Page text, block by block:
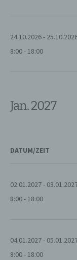
24.10.2026 -
8:00 - 18:00
Jan. 2027
DATUM/ZEIT
02.01.2027 -
8:00 - 18:00
04.01.2027 -
8:00 - 18:00
Vorgang
Daten